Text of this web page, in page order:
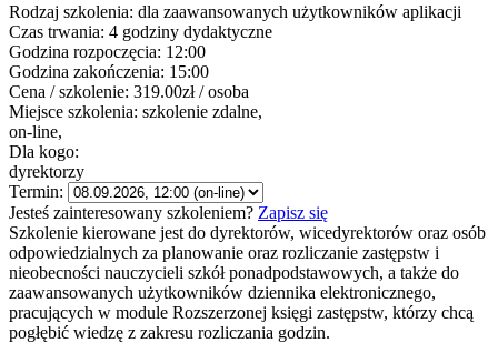
Rodzaj szkolenia: dla zaawansowanych użytkowników aplikacji
Czas trwania: 4 godziny dydaktyczne
Godzina rozpoczęcia: 12:00
Godzina zakończenia: 15:00
Cena / szkolenie: 319.00zł / osoba
Miejsce szkolenia: szkolenie zdalne,
on-line,
Dla kogo:
dyrektorzy
Termin:
Jesteś zainteresowany szkoleniem? Zapisz się
Szkolenie kierowane jest do dyrektorów, wicedyrektorów oraz osób
odpowiedzialnych za planowanie oraz rozliczanie zastępstw i
nieobecności nauczycieli szkół ponadpodstawowych, a także do
zaawansowanych użytkowników dziennika elektronicznego,
pracujących w module Rozszerzonej księgi zastępstw, którzy chcą
pogłębić wiedzę z zakresu rozliczania godzin.